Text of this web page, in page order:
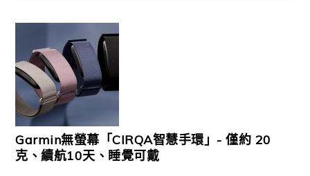
Garmin無螢幕「CIRQA智慧手環」- 僅約 20
克、續航10天、睡覺可戴